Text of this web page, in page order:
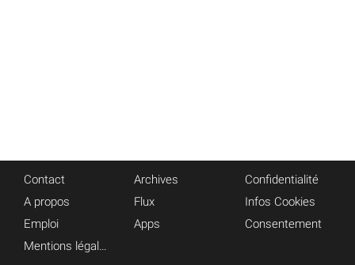
Contact
A propos
Emploi
Mentions légales
Archives
Flux
Apps
Confidentialité
Infos Cookies
Consentement